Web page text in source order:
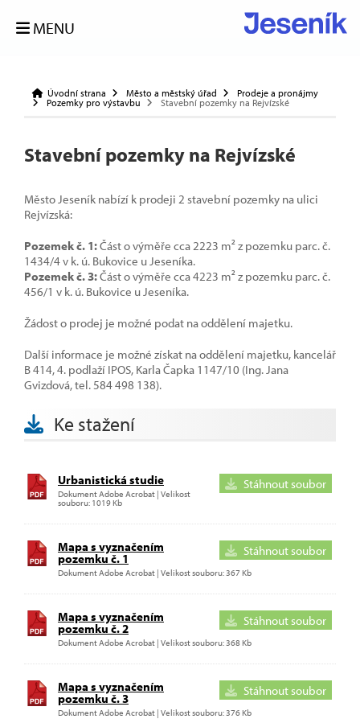
MENU
Úvodní strana Město a městský úřad
Prodeje a pronájmy
Pozemky pro výstavbu
Stavební pozemky na Rejvízské
Stavební pozemky na Rejvízské
Město Jeseník nabízí k prodeji 2 stavební pozemky na ulici
Rejvízská:
Pozemek č. 1:Část o výměře cca 2223 m² z pozemku parc. č.
1434/4 v k. ú. Bukovice u Jeseníka.
Pozemek č. 3:Část o výměře cca 4223 m² z pozemku parc. č.
456/1 v k. ú. Bukovice u Jeseníka.
Žádost o prodej je možné podat na oddělení majetku.
Další informace je možné získat na oddělení majetku, kancelář
B 414, 4. podlaží IPOS, Karla Čapka 1147/10 (Ing. Jana
Gvizdová, tel. 584 498 138).
Ke stažení
Stáhnout soubor
Urbanistická studie
Dokument Adobe Acrobat | Velikost
souboru: 1019 Kb
Stáhnout soubor
Mapa s vyznačením
pozemku č. 1
Dokument Adobe Acrobat | Velikost souboru: 367 Kb
Stáhnout soubor
Mapa s vyznačením
pozemku č. 2
Dokument Adobe Acrobat | Velikost souboru: 368 Kb
Stáhnout soubor
Mapa s vyznačením
pozemku č. 3
Dokument Adobe Acrobat | Velikost souboru: 376 Kb